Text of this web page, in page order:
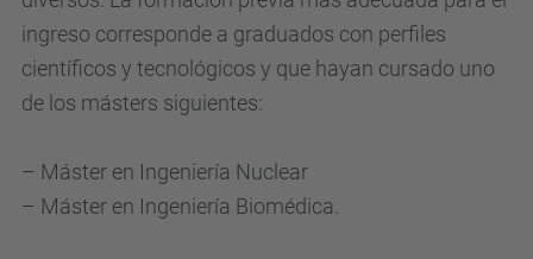
ingreso corresponde a graduados con perfiles
científicos y tecnológicos y que hayan cursado uno
de los másters siguientes:
– Máster en Ingeniería Nuclear
– Máster en Ingeniería Biomédica.